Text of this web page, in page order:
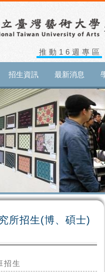
推動16週專區
招生資訊 最新消息
所招生(博、碩士)
招生